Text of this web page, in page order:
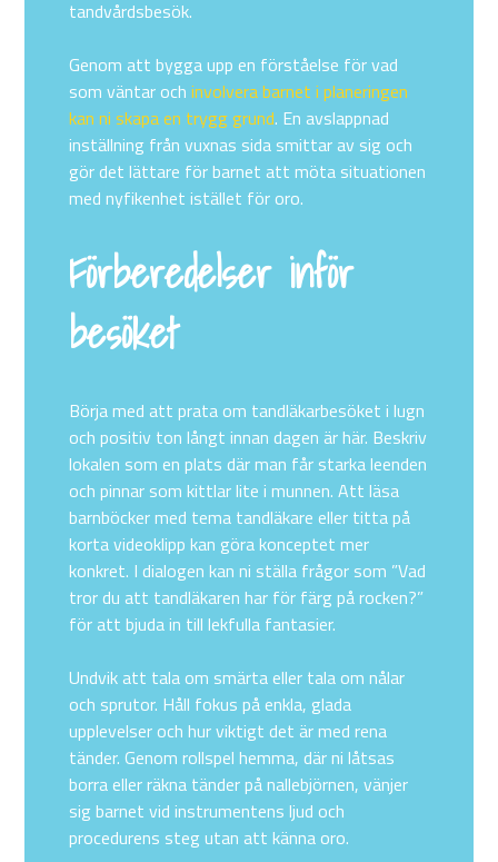
tandvårdsbesök.
Genom att bygga upp en förståelse för vad
som väntar ochinvolvera barnet i planeringen
kan ni skapa en trygg grund. En avslappnad
inställning från vuxnas sida smittar av sig och
gör det lättare för barnet att möta situationen
med nyfikenhet istället för oro.
Förberedelser inför
besöket
Börja med att prata om tandläkarbesöket i lugn
och positiv ton långt innan dagen är här. Beskriv
lokalen som en plats där man får starka leenden
och pinnar som kittlar lite i munnen. Att läsa
barnböcker med tema tandläkare eller titta på
korta videoklipp kan göra konceptet mer
konkret. I dialogen kan ni ställa frågor som ”Vad
tror du att tandläkaren har för färg på rocken?”
för att bjuda in till lekfulla fantasier.
Undvik att tala om smärta eller tala om nålar
och sprutor. Håll fokus på enkla, glada
upplevelser och hur viktigt det är med rena
tänder. Genom rollspel hemma, där ni låtsas
borra eller räkna tänder på nallebjörnen, vänjer
sig barnet vid instrumentens ljud och
procedurens steg utan att känna oro.